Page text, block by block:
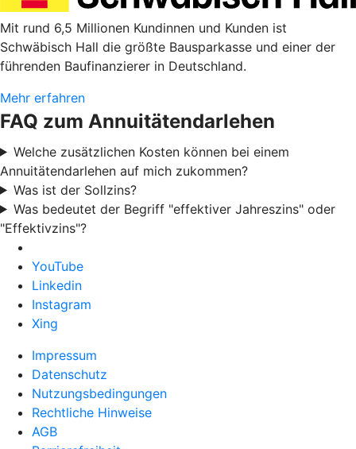
Mit rund 6,5 Millionen Kundinnen und Kunden ist
Schwäbisch Hall die größte Bausparkasse und einer der
führenden Baufinanzierer in Deutschland.
Mehr erfahren
FAQ zum Annuitätendarlehen
Welche zusätzlichen Kosten können bei einem
Annuitätendarlehen auf mich zukommen?
Was ist der Sollzins?
Was bedeutet der Begriff "effektiver Jahreszins" oder
"Effektivzins"?
YouTube
Linkedin
Instagram
Xing
Impressum
Datenschutz
Nutzungsbedingungen
Rechtliche Hinweise
AGB